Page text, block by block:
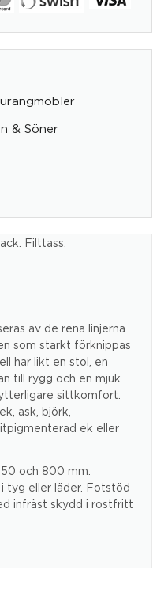
& Söner
Filttass.
av de rena linjerna
som starkt förknippas
har likt en stol, en
till rygg och en mjuk
sittkomfort.
ask, björk,
ek eller
och 800 mm.
tyg eller läder. Fotstöd
infräst skydd i rostfritt